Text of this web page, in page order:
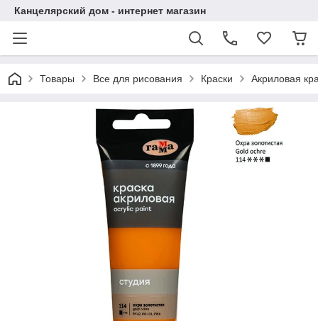
Канцелярский дом - интернет магазин
Товары Все для рисования Краски Акриловая